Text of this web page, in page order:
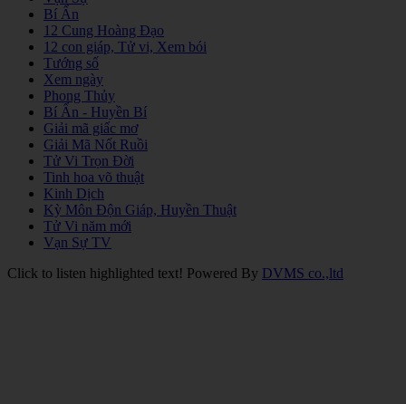
Bí Ẩn
12 Cung Hoàng Đạo
12 con giáp, Tử vi, Xem bói
Tướng số
Xem ngày
Phong Thủy
Bí Ẩn - Huyền Bí
Giải mã giấc mơ
Giải Mã Nốt Ruồi
Tử Vi Trọn Đời
Tinh hoa võ thuật
Kinh Dịch
Kỳ Môn Độn Giáp, Huyền Thuật
Tử Vi năm mới
Vạn Sự TV
Click to listen highlighted text! Powered By DVMS co.,ltd